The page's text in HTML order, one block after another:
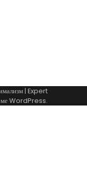
| Expert
WordPress.